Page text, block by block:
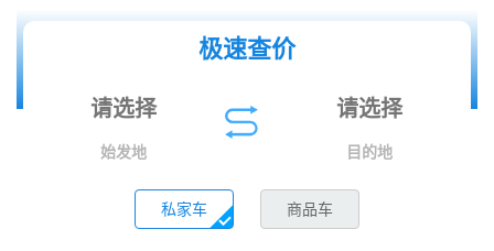
极速查价
始发地 目的地
私家车 商品车